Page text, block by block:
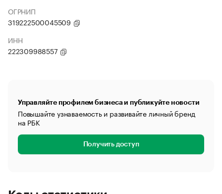
ОГРНИП
319222500045509
ИНН
222309988557
Управляйте профилем бизнеса и публикуйте новости
Повышайте узнаваемость и развивайте личный бренд
на РБК
Получить доступ